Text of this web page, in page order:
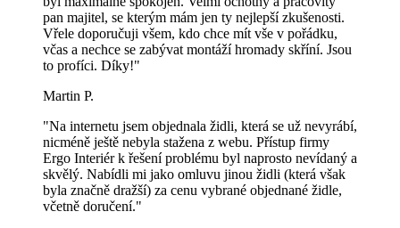
pan majitel, se kterým mám jen ty nejlepší zkušenosti.
Vřele doporučuji všem, kdo chce mít vše v pořádku,
včas a nechce se zabývat montáží hromady skříní. Jsou
to profíci. Díky!"
Martin P.
"Na internetu jsem objednala židli, která se už nevyrábí,
nicméně ještě nebyla stažena z webu. Přístup firmy
Ergo Interiér k řešení problému byl naprosto nevídaný a
skvělý. Nabídli mi jako omluvu jinou židli (která však
byla značně dražší) za cenu vybrané objednané židle,
včetně doručení."